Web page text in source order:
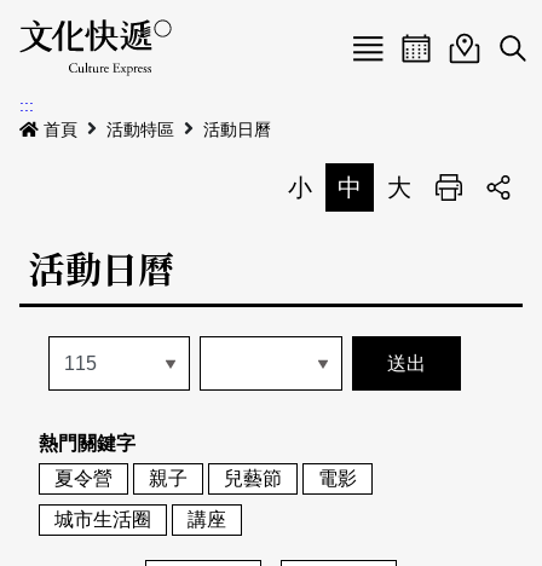
Menu
最新公告
本期專題
歷史專題
活動特區
活動列表
地圖搜尋
關於我們
關於我們
刊物索取地點
會員基本資料
刊登活動
網站導覽 English
日本語 登入/註冊
活動日曆活動地圖
展
:::
首頁
活動特區 活動日曆
小 中 大 列印
活動日曆
熱門關鍵字
夏令營
親子 兒藝節
電影
城市生活圈
講座